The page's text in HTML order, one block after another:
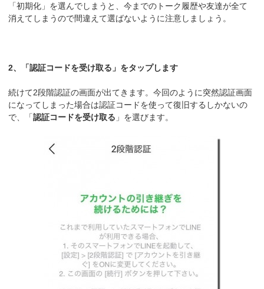
「初期化」を選んでしまうと、今までのトーク履歴や友達が全て
消えてしまうので間違えて選ばないように注意しましょう。
2、「認証コードを受け取る」をタップします
続けて2段階認証の画面が出てきます。今回のように突然認証画面
になってしまった場合は認証コードを使って復旧するしかないの
で、「認証コードを受け取る 」を選びます。